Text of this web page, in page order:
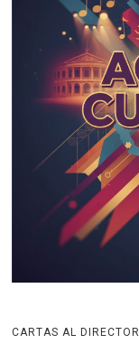
CARTAS AL DIRECTOR